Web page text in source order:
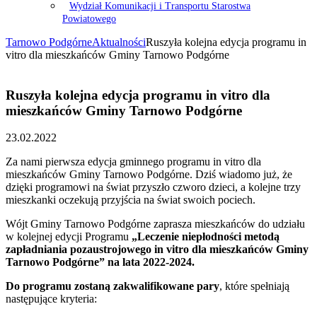
Wydział Komunikacji i Transportu Starostwa
Powiatowego
Tarnowo PodgórneAktualnościRuszyła kolejna edycja programu in
vitro dla mieszkańców Gminy Tarnowo Podgórne
Ruszyła kolejna edycja programu in vitro dla
mieszkańców Gminy Tarnowo Podgórne
23.02.2022
Za nami pierwsza edycja gminnego programu in vitro dla
mieszkańców Gminy Tarnowo Podgórne. Dziś wiadomo już, że
dzięki programowi na świat przyszło czworo dzieci, a kolejne trzy
mieszkanki oczekują przyjścia na świat swoich pociech.
Wójt Gminy Tarnowo Podgórne zaprasza mieszkańców do udziału
w kolejnej edycji Programu „Leczenie niepłodności metodą
zapładniania pozaustrojowego in vitro dla mieszkańców Gminy
Tarnowo Podgórne” na lata 2022-2024.
Do programu zostaną zakwalifikowane pary, które spełniają
następujące kryteria: